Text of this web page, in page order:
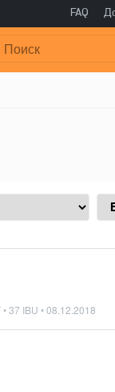
FAQ
Поиск:
37 IBU •08.12.2018